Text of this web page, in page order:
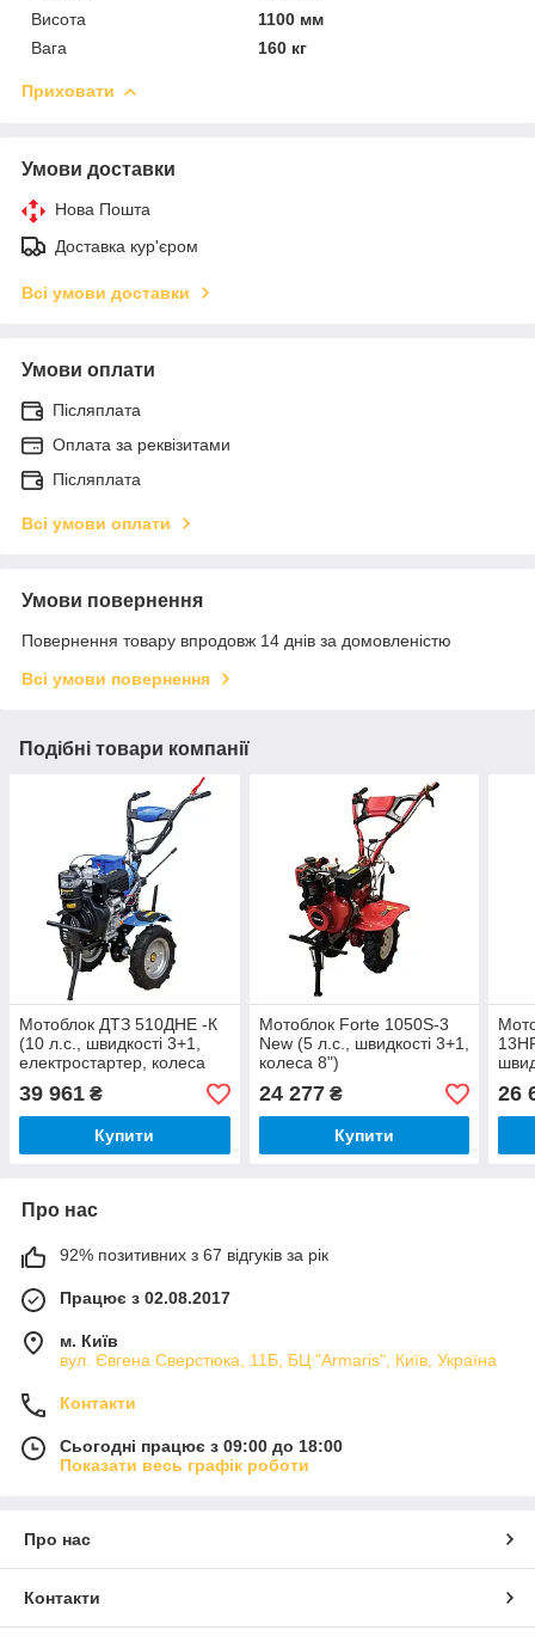
Висота
1100 мм
Вага
160 кг
Приховати
Умови доставки
Нова Пошта
Доставка кур'єром
Всі умови доставки
Умови оплати
Післяплата
Оплата за реквізитами
Післяплата
Всі умови оплати
Умови повернення
Повернення товару впродовж 14 днів за домовленістю
Всі умови повернення
Подібні товари компанії
Мотоблок ДТЗ 510ДНЕ -К
(10 л.с., швидкості 3+1,
електростартер, колеса
4.00-10)
39 961 ₴
Купити
Мотоблок Forte 1050S-3
New (5 л.с., швидкості 3+1,
колеса 8")
24 277₴
Купити
26
Про нас
92% позитивних з 67 відгуків за рік
Працює з 02.08.2017
м. Київ
вул. Євгена Сверстюка, 11Б, БЦ "Armaris", Київ, Україна
Контакти
Сьогодні працює з 09:00 до 18:00
Показати весь графік роботи
Про нас
Контакти